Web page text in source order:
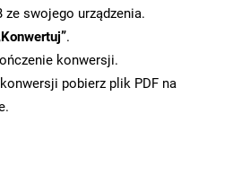
ze swojego urządzenia.
.
konwersji.
pobierz plik PDF na